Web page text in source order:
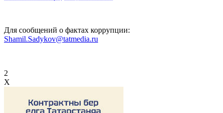
Для сообщений о фактах коррупции:
Shamil.Sadykov@tatmedia.ru
2
X